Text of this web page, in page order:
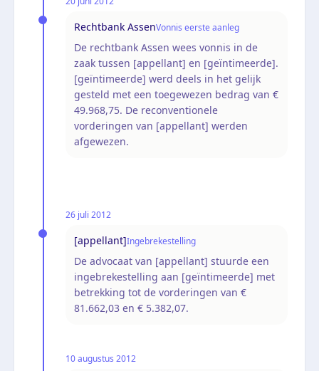
Rechtbank AssenVonnis eerste aanleg
De rechtbank Assen wees vonnis in de
zaak tussen [appellant] en [geïntimeerde].
[geïntimeerde] werd deels in het gelijk
gesteld met een toegewezen bedrag van €
49.968,75. De reconventionele
vorderingen van [appellant] werden
afgewezen.
26 juli 2012
[appellant]Ingebrekestelling
De advocaat van [appellant] stuurde een
ingebrekestelling aan [geïntimeerde] met
betrekking tot de vorderingen van €
81.662,03 en € 5.382,07.
10 augustus 2012